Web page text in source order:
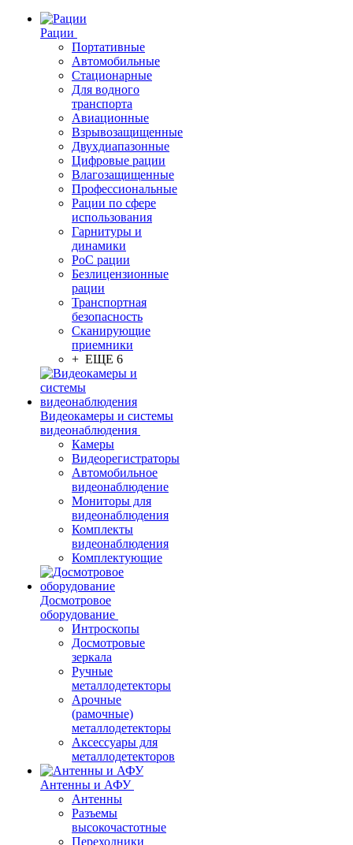
Рации
Портативные
Автомобильные
Стационарные
Для водного
транспорта
Авиационные
Взрывозащищенные
Двухдиапазонные
Цифровые рации
Влагозащищенные
Профессиональные
Рации по сфере
использования
Гарнитуры и
динамики
PoC рации
Безлицензионные
рации
Транспортная
безопасность
Сканирующие
приемники
+ ЕЩЕ 6
Видеокамеры и системы
видеонаблюдения
Камеры
Видеорегистраторы
Автомобильное
видеонаблюдение
Мониторы для
видеонаблюдения
Комплекты
видеонаблюдения
Комплектующие
Досмотровое
оборудование
Интроскопы
Досмотровые
зеркала
Ручные
металлодетекторы
Арочные
(рамочные)
металлодетекторы
Аксессуары для
металлодетекторов
Антенны и АФУ
Антенны
Разъемы
высокочастотные
Переходники